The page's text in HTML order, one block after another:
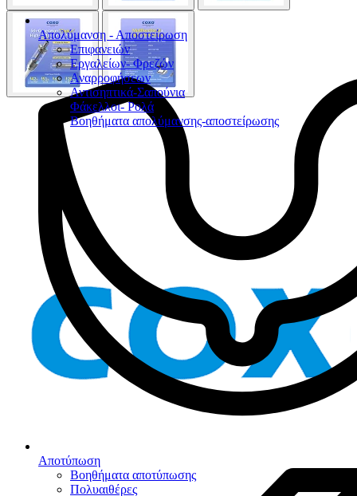
Απολύμανση - Αποστείρωση
Επιφανειών
Εργαλείων- Φρεζών
Αναρροφήσεων
Αντισηπτικά-Σαπούνια
Φάκελλοι- Ρολά
Βοηθήματα απολύμανσης-αποστείρωσης
Αποτύπωση
Βοηθήματα αποτύπωσης
Πολυαιθέρες